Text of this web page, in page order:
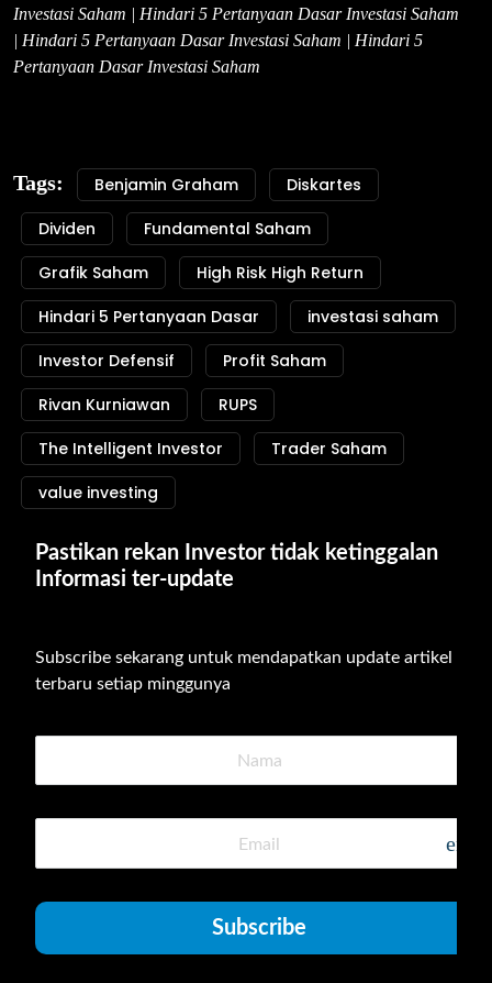
Investasi Saham | Hindari 5 Pertanyaan Dasar Investasi Saham
| Hindari 5 Pertanyaan Dasar Investasi Saham | Hindari 5
Pertanyaan Dasar Investasi Saham
Tags: Benjamin Graham
Diskartes
Dividen
Fundamental Saham
Grafik Saham
High Risk High Return
Hindari 5 Pertanyaan Dasar
investasi saham
Investor Defensif
Profit Saham
Rivan Kurniawan
RUPS
The Intelligent Investor
Trader Saham
value investing
Pastikan rekan Investor tidak ketinggalan
Informasi ter-update
Subscribe sekarang untuk mendapatkan update artikel
terbaru setiap minggunya
Subscribe